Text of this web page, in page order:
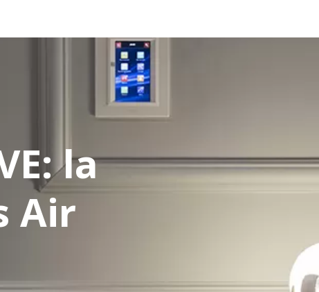
la
Air